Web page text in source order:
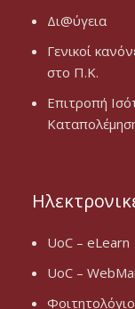
Δι@ύγεια
Γενικοί
στο Π.Κ.
Επιτροπή
UoC – eLearn
UoC –
Φοιτητολόγιο